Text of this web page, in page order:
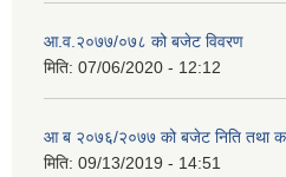
आ.व.२०७७/०७८ को बजेट विवरण
मिति: 07/06/2020 - 12:12
आ ब २०७६/२०७७ को बजेट निति तथा
मिति: 09/13/2019 - 14:51